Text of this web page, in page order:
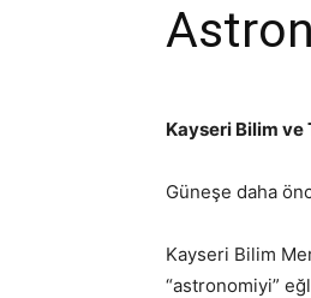
Kayseri Bilim
Güneşe daha
Kayseri Bilim
“astronomiyi”